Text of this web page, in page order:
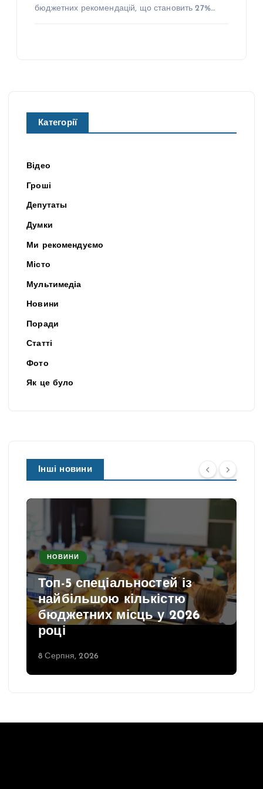
бюджетних рекомендацій, що становить 27%…
Категорії
Відео
Гроші
Депутаты
Думки
Ми рекомендуємо
Місто
Мультимедіа
Новини
Поради
Статті
Фото
Як це було
Інші новини
НОВИНИ
Топ-5 спеціальностей із
найбільшою кількістю
бюджетних місць у 2026
році
8 Серпня, 2026